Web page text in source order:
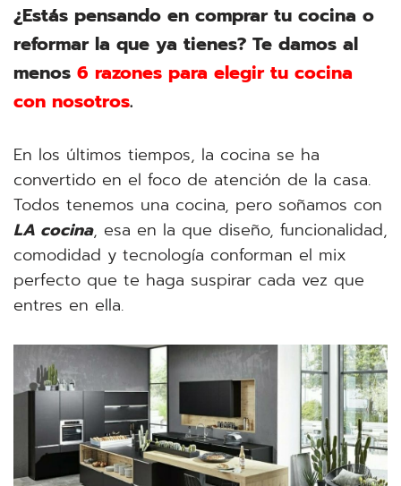
¿Estás pensando en comprar tu cocina o
reformar la que ya tienes? Te damos al
menos 6 razones para elegir tu cocina
con nosotros.
En los últimos tiempos, la cocina se ha
convertido en el foco de atención de la casa.
Todos tenemos una cocina, pero soñamos con
LA cocina, esa en la que diseño, funcionalidad,
comodidad y tecnología conforman el mix
perfecto que te haga suspirar cada vez que
entres en ella.